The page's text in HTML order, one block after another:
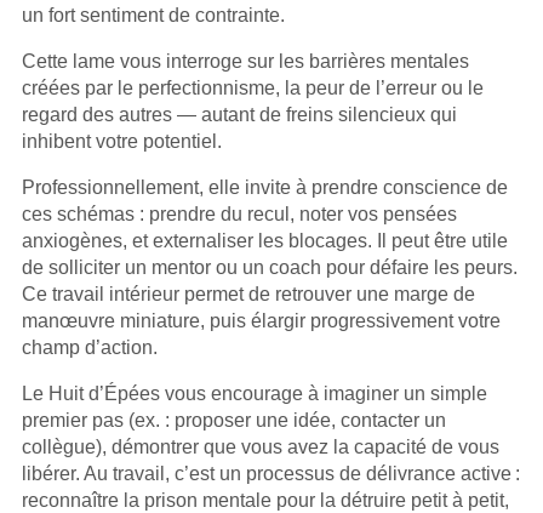
un fort sentiment de contrainte.
Cette lame vous interroge sur les barrières mentales
créées par le perfectionnisme, la peur de l’erreur ou le
regard des autres — autant de freins silencieux qui
inhibent votre potentiel.
Professionnellement, elle invite à prendre conscience de
ces schémas : prendre du recul, noter vos pensées
anxiogènes, et externaliser les blocages. Il peut être utile
de solliciter un mentor ou un coach pour défaire les peurs.
Ce travail intérieur permet de retrouver une marge de
manœuvre miniature, puis élargir progressivement votre
champ d’action.
Le Huit d’Épées vous encourage à imaginer un simple
premier pas (ex. : proposer une idée, contacter un
collègue), démontrer que vous avez la capacité de vous
libérer. Au travail, c’est un processus de délivrance active :
reconnaître la prison mentale pour la détruire petit à petit,